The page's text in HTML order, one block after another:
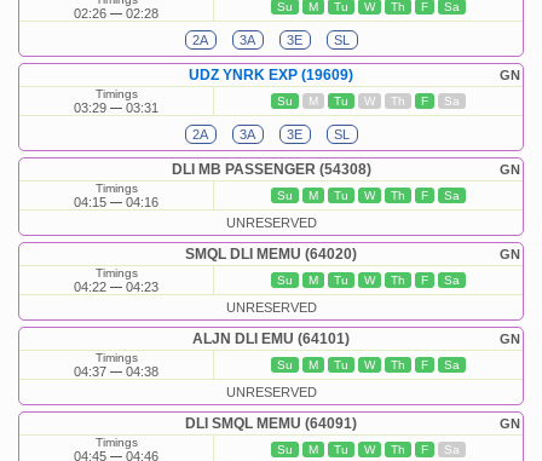
02:26 02:28 Su M Tu W Th F Sa
2A 3A 3E SL
GN
UDZ YNRK EXP (19609)
Timings
03:29 03:31 Su M Tu W Th F Sa
2A 3A 3E SL
GN
DLI MB PASSENGER (54308)
Timings
04:15 04:16 Su M Tu W Th F Sa
UNRESERVED
GN
SMQL DLI MEMU (64020)
Timings
04:22 04:23 Su M Tu W Th F Sa
UNRESERVED
GN
ALJN DLI EMU (64101)
Timings
04:37 04:38 Su M Tu W Th F Sa
UNRESERVED
GN
DLI SMQL MEMU (64091)
Timings
04:45 04:46 Su M Tu W Th F Sa